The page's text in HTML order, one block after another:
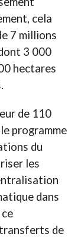
cela
7 millions
3 000
hectares
de 110
programme
du
les
dans
de